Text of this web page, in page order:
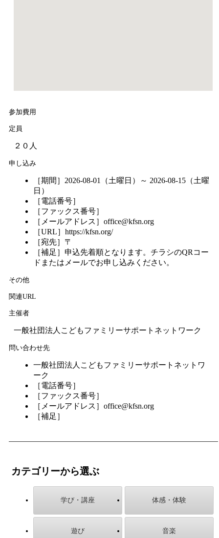
参加費用
定員
２０人
申し込み
［期間］2026-08-01（土曜日）～ 2026-08-15（土曜
日）
［電話番号］
［ファックス番号］
［メールアドレス］office@kfsn.org
［URL］https://kfsn.org/
［宛先］〒
［補足］申込先着順となります。チラシのQRコー
ドまたはメールでお申し込みください。
その他
関連URL
主催者
一般社団法人こどもファミリーサポートネットワーク
問い合わせ先
一般社団法人こどもファミリーサポートネットワ
ーク
［電話番号］
［ファックス番号］
［メールアドレス］office@kfsn.org
［補足］
カテゴリーから選ぶ
学び・講座 体感・体験
遊び 音楽